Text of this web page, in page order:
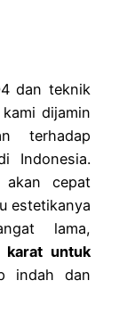
dan teknik
dijamin
terhadap
Indonesia.
cepat
estetikanya
lama,
karat untuk
indah dan